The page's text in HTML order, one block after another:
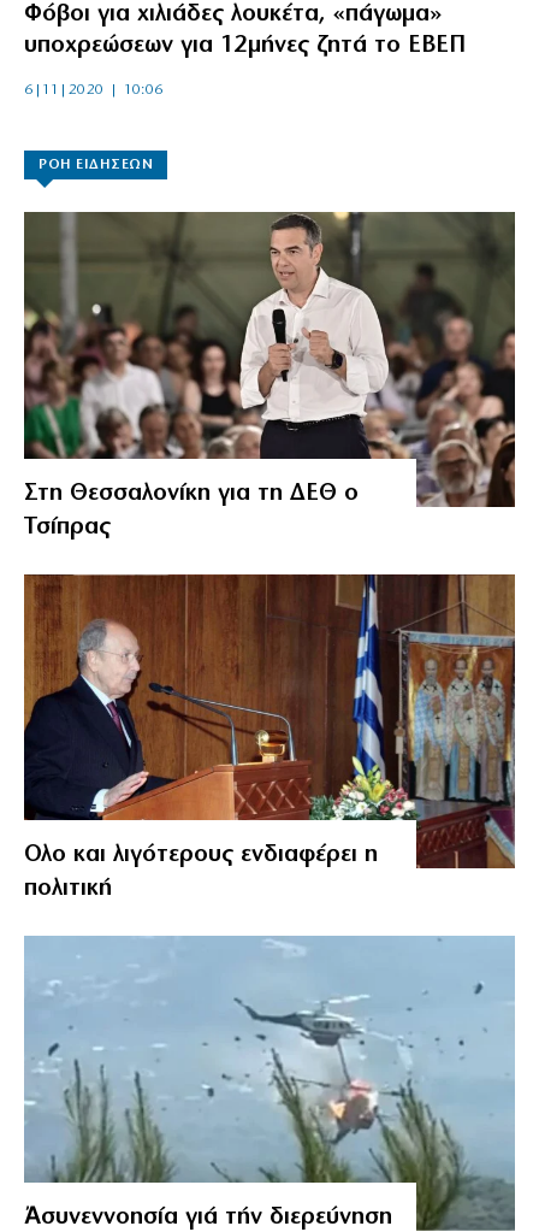
Φόβοι για χιλιάδες λουκέτα, «πάγωμα»
υποχρεώσεων για 12μήνες ζητά το ΕΒΕΠ
6|11|2020 | 10:06
ΡΟΗ ΕΙΔΗΣΕΩΝ
Στη Θεσσαλονίκη για τη ΔΕΘ ο
Τσίπρας
Ολο και λιγότερους ενδιαφέρει η
πολιτική
Ἀσυνεννοησία γιά τήν διερεύνηση